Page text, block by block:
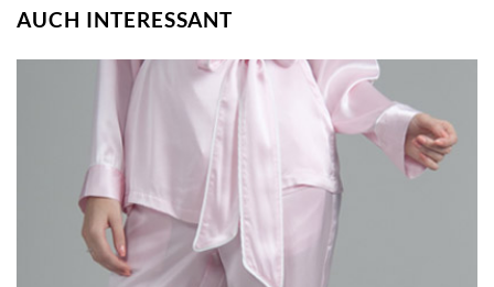
AUCH INTERESSANT